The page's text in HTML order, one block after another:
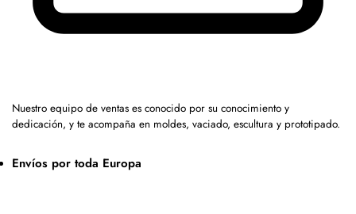
Nuestro equipo de ventas es conocido por su conocimiento y
dedicación, y te acompaña en moldes, vaciado, escultura y prototipado.
Envíos por toda Europa